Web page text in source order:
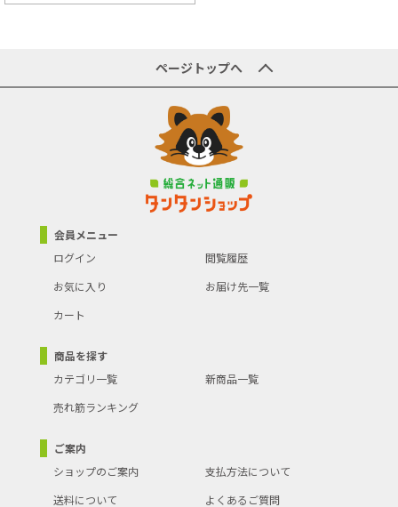
ページトップへ
会員メニュー
ログイン
閲覧履歴
お気に入り
お届け先一覧
カート
商品を探す
カテゴリ一覧
新商品一覧
売れ筋ランキング
ご案内
ショップのご案内
支払方法について
送料について
よくあるご質問